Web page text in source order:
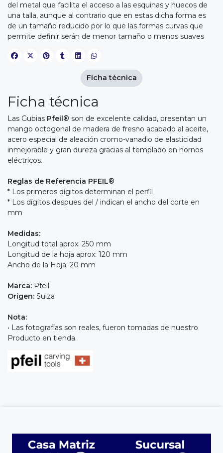
del metal que facilita el acceso a las esquinas y huecos de
una talla, aunque al contrario que en estas dicha forma es
de un tamaño reducido por lo que las formas curvas que
permite definir serán de menor tamaño o menos suaves
Ficha técnica
Las Gubias Pfeil® son de excelente calidad, presentan un
mango octogonal de madera de fresno acabado al aceite,
acero especial de aleación cromo-vanadio de elasticidad
inmejorable y gran dureza gracias al templado en hornos
eléctricos.
Reglas de Referencia PFEIL®
* Los primeros dígitos determinan el perfil
* Los dígitos despues del / indican el ancho del corte en
mm
Medidas:
Longitud total aprox: 250 mm
Longitud de la hoja aprox: 120 mm
Ancho de la Hoja: 20 mm
Marca: Pfeil
Origen: Suiza
Nota:
• Las fotografías son reales, fueron tomadas de nuestro
Producto en tienda.
Ficha técnica